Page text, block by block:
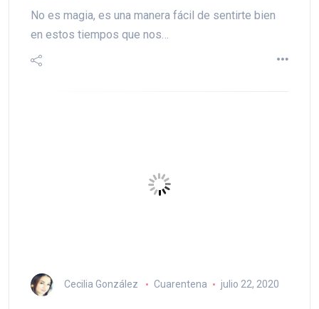
No es magia, es una manera fácil de sentirte bien
en estos tiempos que nos…
Cecilia González Cuarentena julio 22, 2020